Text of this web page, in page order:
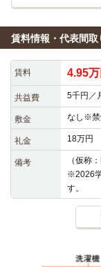
賃料情報・代表間取
賃料 4.95万
共益費 5千円／
敷金 なし※禁
礼金 18万円
備考
（仮称
※2026
す。